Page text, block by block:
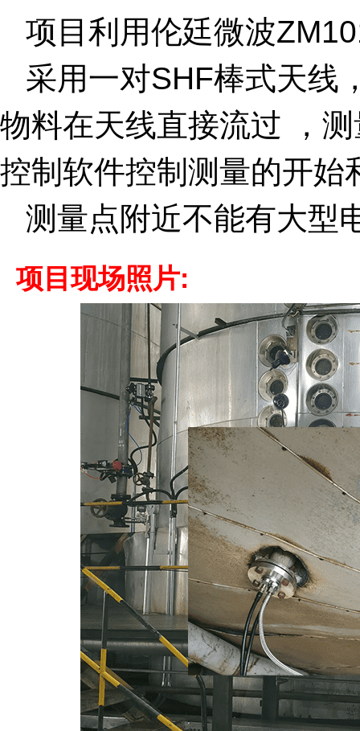
项目利用伦廷微波
采用一对SHF棒式天线
物料在天线直接流过 ，
控制软件控制测量的开始
测量点附近不能有大型
项目现场照片: